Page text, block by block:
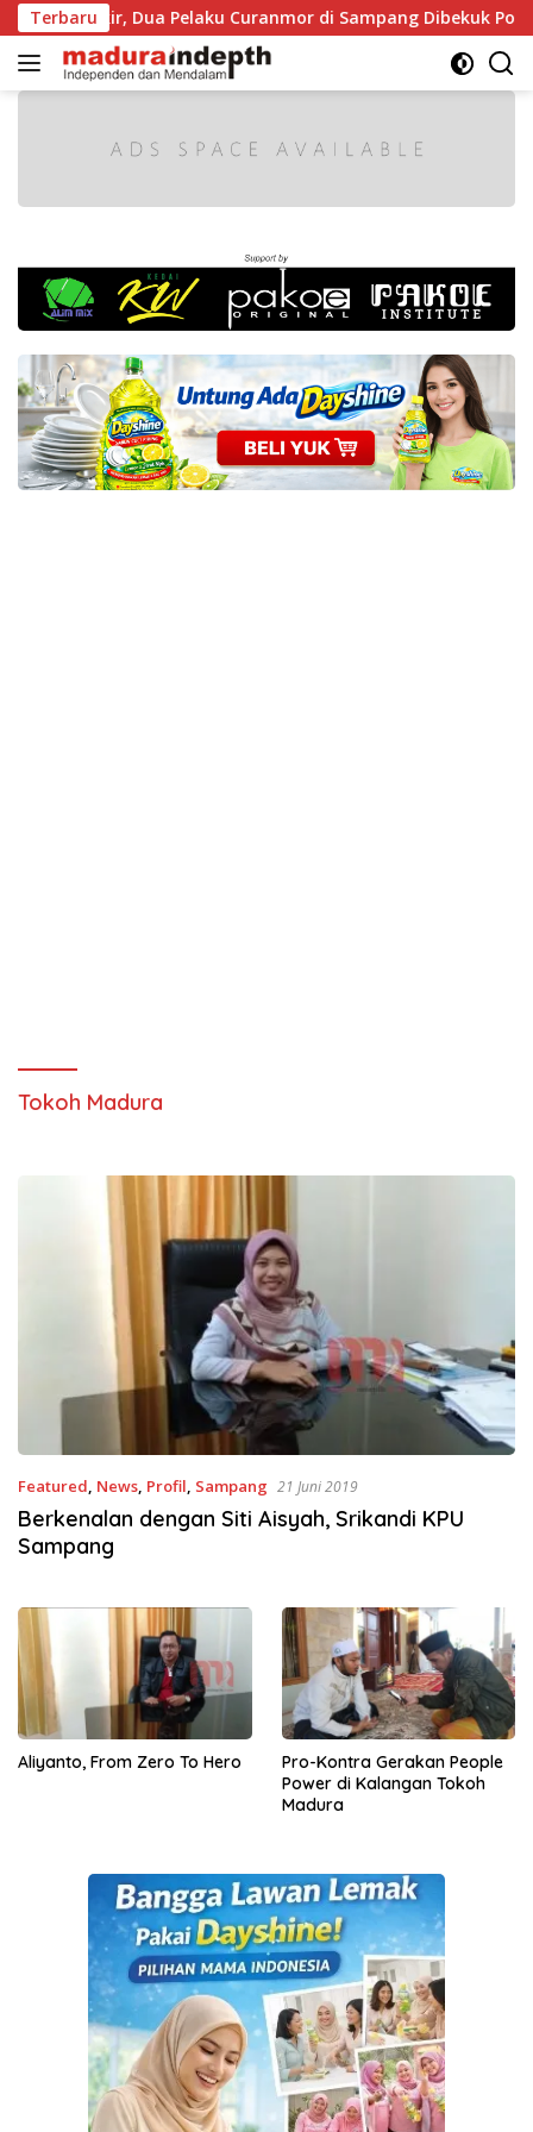
Langsung
ke
konten
TerbaruDua Pelaku Curanmor di Sampang Dibekuk Polisi
Tokoh Madura
Featured, News, Profil, Sampang 21 Juni 2019
Berkenalan dengan Siti Aisyah, Srikandi KPU
Sampang
Aliyanto, From Zero To Hero
Pro-Kontra Gerakan People
Power di Kalangan Tokoh
Madura